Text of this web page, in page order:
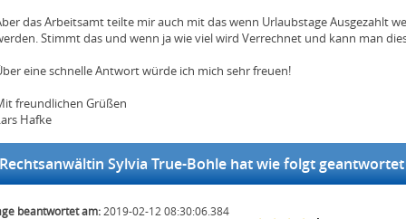
das Arbeitsamt teilte mir auch mit das wenn Urlaubstage Ausgezahlt
Stimmt das und wenn ja wie viel wird Verrechnet und kann man
eine schnelle Antwort würde ich mich sehr freuen!
freundlichen Grüßen
Hafke
Sylvia True-Bohle hat wie folgt geantwortet
beantwortet am: 2019-02-12 08:30:06.384